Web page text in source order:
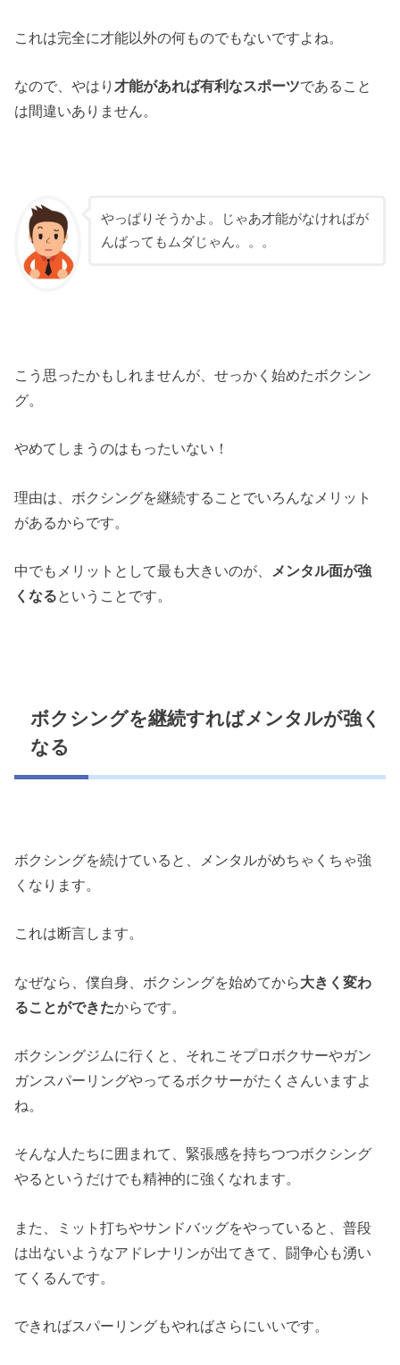
これは完全に才能以外の何ものでもないですよね。
なので、やはり 才能があれば有利なスポーツであること
は間違いありません。
やっぱりそうかよ。じゃあ才能がなければが
んばってもムダじゃん。。。
こう思ったかもしれませんが、せっかく始めたボクシン
グ。
やめてしまうのはもったいない！
理由は、ボクシングを継続することでいろんなメリット
があるからです。
中でもメリットとして最も大きいのが、
メンタル面が強
くなるということです。
ボクシングを継続すればメンタルが強く
なる
ボクシングを続けていると、メンタルがめちゃくちゃ強
くなります。
これは断言します。
なぜなら、僕自身、ボクシングを始めてから大きく変わ
ることができたからです。
ボクシングジムに行くと、それこそプロボクサーやガン
ガンスパーリングやってるボクサーがたくさんいますよ
ね。
そんな人たちに囲まれて、緊張感を持ちつつボクシング
やるというだけでも精神的に強くなれます。
また、ミット打ちやサンドバッグをやっていると、普段
は出ないようなアドレナリンが出てきて、闘争心も湧い
てくるんです。
できればスパーリングもやればさらにいいです。